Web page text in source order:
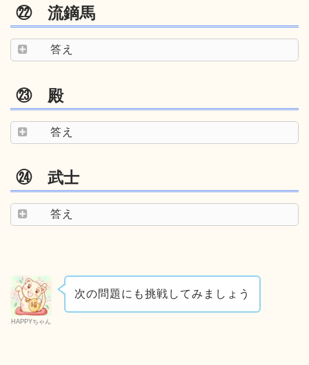
㉒ 流鏑馬
答え
㉓ 殿
答え
㉔ 武士
答え
HAPPYちゃん
次の問題にも挑戦してみましょう